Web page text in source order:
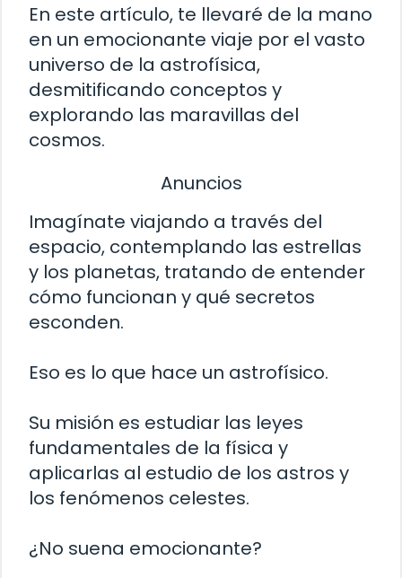
En este artículo, te llevaré de la mano
en un emocionante viaje por el vasto
universo de la astrofísica,
desmitificando conceptos y
explorando las maravillas del
cosmos.
Anuncios
Imagínate viajando a través del
espacio, contemplando las estrellas
y los planetas, tratando de entender
cómo funcionan y qué secretos
esconden.
Eso es lo que hace un astrofísico.
Su misión es estudiar las leyes
fundamentales de la física y
aplicarlas al estudio de los astros y
los fenómenos celestes.
¿No suena emocionante?